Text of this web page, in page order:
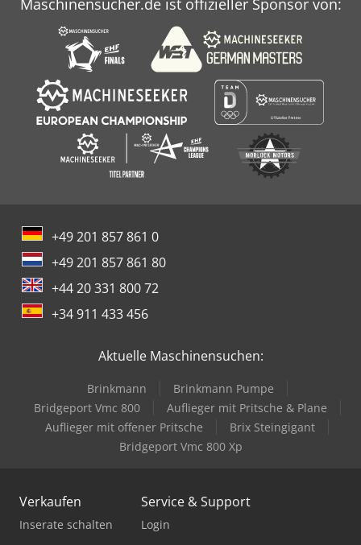
Maschinensucher.de ist offizieller Sponsor von:
+49 201 857 861 0
+49 201 857 861 80
+44 20 331 800 72
+34 911 433 456
Aktuelle Maschinensuchen:
Brinkmann
Brinkmann Pumpe
Bridgeport Vmc 800
Auflieger mit Pritsche & Plane
Auflieger mit offener Pritsche
Brix Steingigant
Bridgeport Vmc 800 Xp
Verkaufen
Inserate schalten
Service & Support
Login